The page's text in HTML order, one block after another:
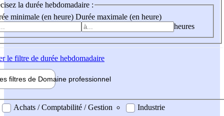
la durée hebdomadaire :
minimale (en heure) Durée maximale (en heure)
heures
le filtre de durée hebdomadaire
filtres de Domaine professionnel
professionel
Achats / Comptabilité / Gestion
Industrie